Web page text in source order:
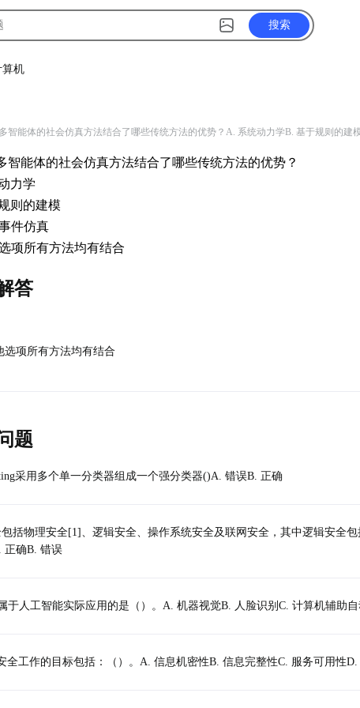
搜索
算机
智能体的社会仿真方法结合了哪些传统方法的优势？A. 系统动力学B. 基于规则的建
智能体的社会仿真方法结合了哪些传统方法的优势？
力学
则的建模
件仿真
项所有方法均有结合
答
选项所有方法均有结合
题
采用多个单一分类器组成一个强分类器()A. 错误B. 正确
包括物理安全[1]、逻辑安全、操作系统安全及联网安全，其中逻辑安全
正确B. 错误
于人工智能实际应用的是（）。A. 机器视觉B. 人脸识别C. 计算机辅助
全工作的目标包括：（）。A. 信息机密性B. 信息完整性C. 服务可用性D.